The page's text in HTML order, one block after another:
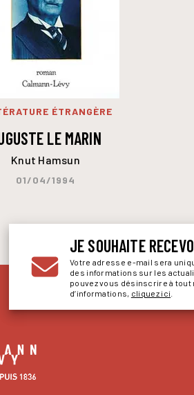
ÉTRANGÈRE
LE MARIN
Knut Hamsun
01/04/1994
JE SOUHAITE
Votre adresse e-mail sera
des informations sur les
pouvez vous désinscrire à tout
d’informations, cliquez ici